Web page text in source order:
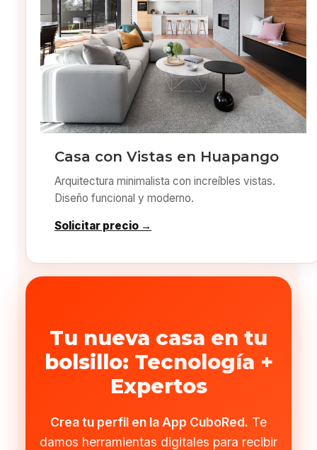
Casa con Vistas en Huapango
Arquitectura minimalista con increíbles vistas.
Diseño funcional y moderno.
Solicitar precio →
Tu nueva casa en tu
bolsillo: Tecnología +
Expertos
Crea tu perfil en la App CuboRed. Te
damos herramientas digitales para recibir